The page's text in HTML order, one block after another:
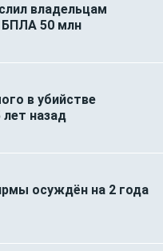
владельцам
БПЛА 50 млн
в убийстве
назад
осуждён на 2 года